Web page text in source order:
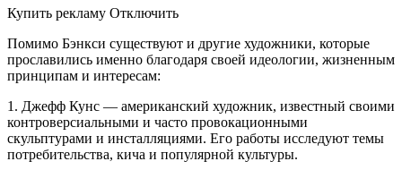
Купить рекламу Отключить
Помимо Бэнкси существуют и другие художники, которые
прославились именно благодаря своей идеологии, жизненным
принципам и интересам:
1. Джефф Кунс — американский художник, известный своими
контроверсиальными и часто провокационными
скульптурами и инсталляциями. Его работы исследуют темы
потребительства, кича и популярной культуры.